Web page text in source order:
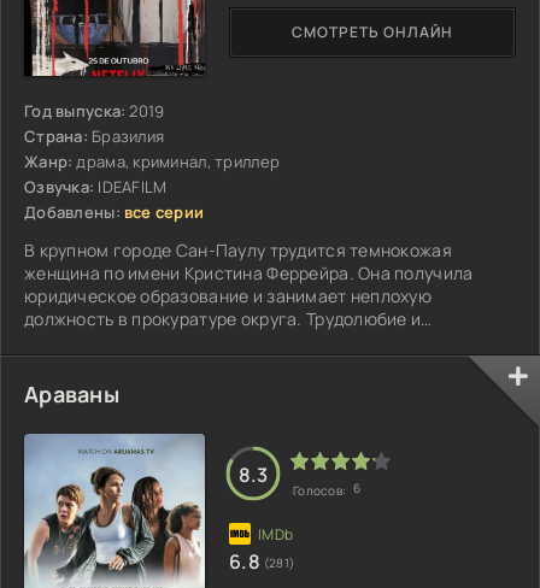
Год выпуска: 2019
Страна: Бразилия
Жанр: драма, криминал, триллер
Озвучка: IDEAFILM
Добавлены: все серии
В крупном городе Сан-Паулу трудится темнокожая
женщина по имени Кристина Феррейра. Она получила
юридическое образование и занимает неплохую
должность в прокуратуре округа. Трудолюбие и
коллег...
СМОТРЕТЬ ОНЛАЙН
Араваны
8.3
Голосов: 6
6.8 (281)